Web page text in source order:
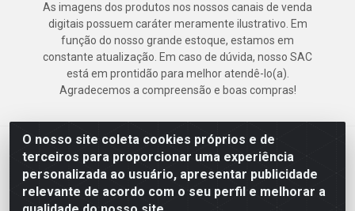
O nosso site coleta cookies próprios e de
terceiros para proporcionar uma experiência
personalizada ao usuário, apresentar publicidade
relevante de acordo com o seu perfil e melhorar a
As imagens dos produtos nos nossos canais de venda
digitais possuem caráter meramente ilustrativo. Em
função do nosso grande estoque, estamos em
constante atualização. Em caso de dúvida, nosso SAC
está em prontidão para melhor atendê-lo(a).
Agradecemos a compreensão e boas compras!
Deskontão Atacado - Av. Marechal Mascarenhas de Morais, 2471 -
Imbiribeira - Recife/PE - CEP 51.150-001 - CNPJ 24.150.377/0003-
57